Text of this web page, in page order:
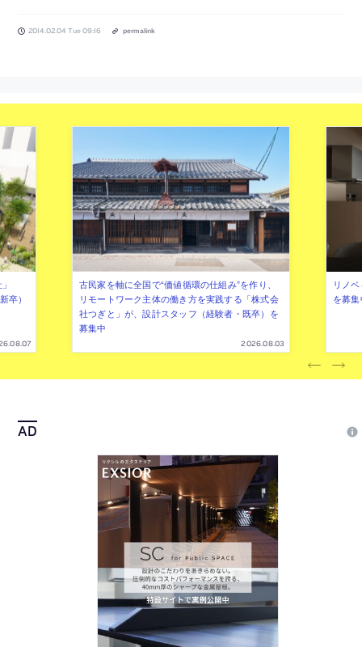
2014.02.04 Tue 09:16 permalink
卒）
古民家を軸に全国で“価値循環の仕組み”を作り、
リモートワーク主体の働き方を実践する「株式会
社つぎと」が、設計スタッフ（経験者・既卒）を
募集中
2026.08.03
リノ
を募